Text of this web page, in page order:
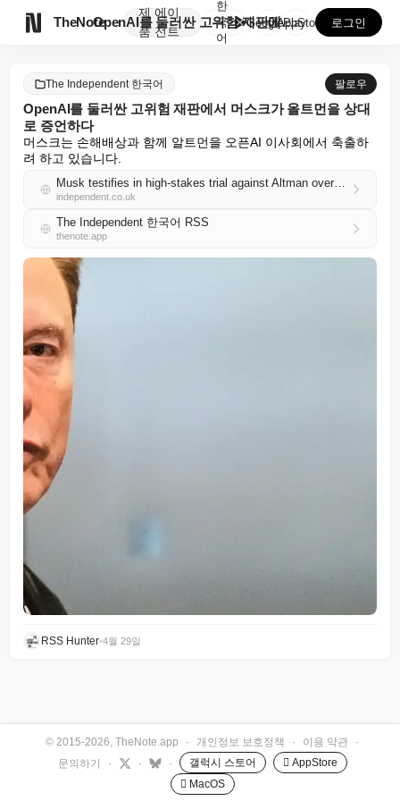
TheNote
제
품
에이
전트
OpenAI를 둘러싼 고위험 재판에서 머스크가 올트먼을...
한
국
어
GooglePlay
AppStore 로그인
The Independent 한국어 팔로우
OpenAI를 둘러싼 고위험 재판에서 머스크가 올트먼을 상대
로 증언하다
머스크는 손해배상과 함께 알트먼을 오픈AI 이사회에서 축출하
려 하고 있습니다.
Musk testifies in high-stakes trial against Altman over OpenAI
independent.co.uk
The Independent 한국어 RSS
thenote.app
RSS Hunter•4월 29일
© 2015-2026, TheNote.app · 개인정보 보호정책 · 이용 약관
·
문의하기
· · · 갤럭시 스토어
 AppStore
 MacOS